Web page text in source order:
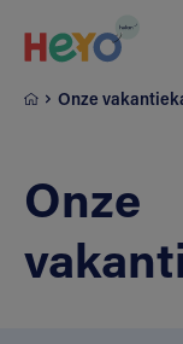
Onze
Onze